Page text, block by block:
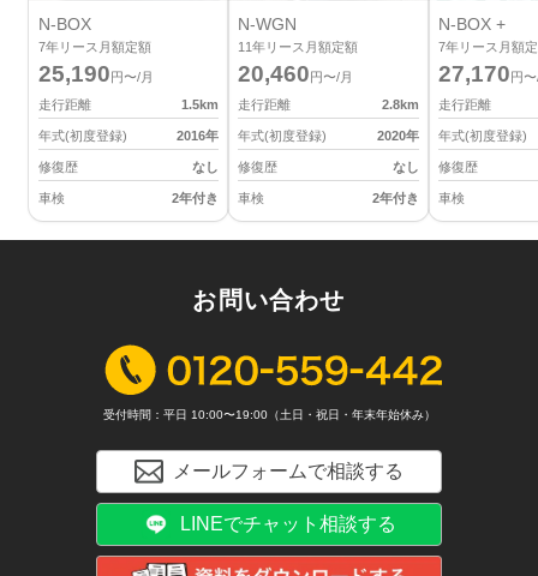
N-BOX
7年リース月額定額
25,190円〜/月
走行距離
1.5km
年式(初度登録) 2016年
修復歴 なし
車検 2年付き
N-WGN
11年リース月額定額
20,460円〜/月
走行距離
2.8km
年式(初度登録) 2020年
修復歴 なし
車検 2年付き
N-BOX +
7年リース月額
27,170円
走行距離
年式(初度登録)
修復歴
車検
お問い合わせ
受付時間：平日 10:00〜19:00（土日・祝日・年末年始休み）
メールフォームで相談する
LINEでチャット相談する